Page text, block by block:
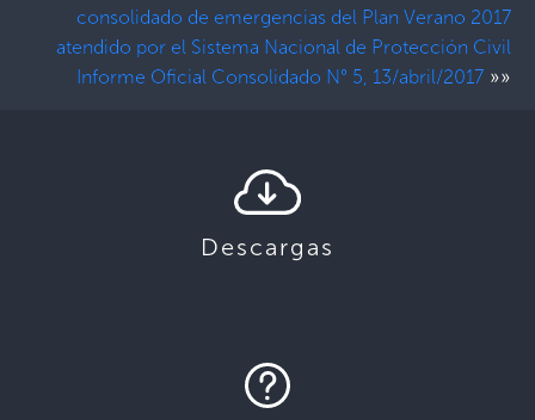
consolidado de emergencias del Plan Verano 2017
atendido por el Sistema Nacional de Protección Civil
Informe Oficial Consolidado N° 5, 13/abril/2017 »»
Descargas